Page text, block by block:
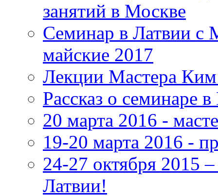
занятий в Москве
Семинар в Латвии
майские 2017
Лекции Мастера
Рассказ о семинаре
20 марта 2016 -
19-20 марта 2016 -
24-27 октября 2015
Латвии!